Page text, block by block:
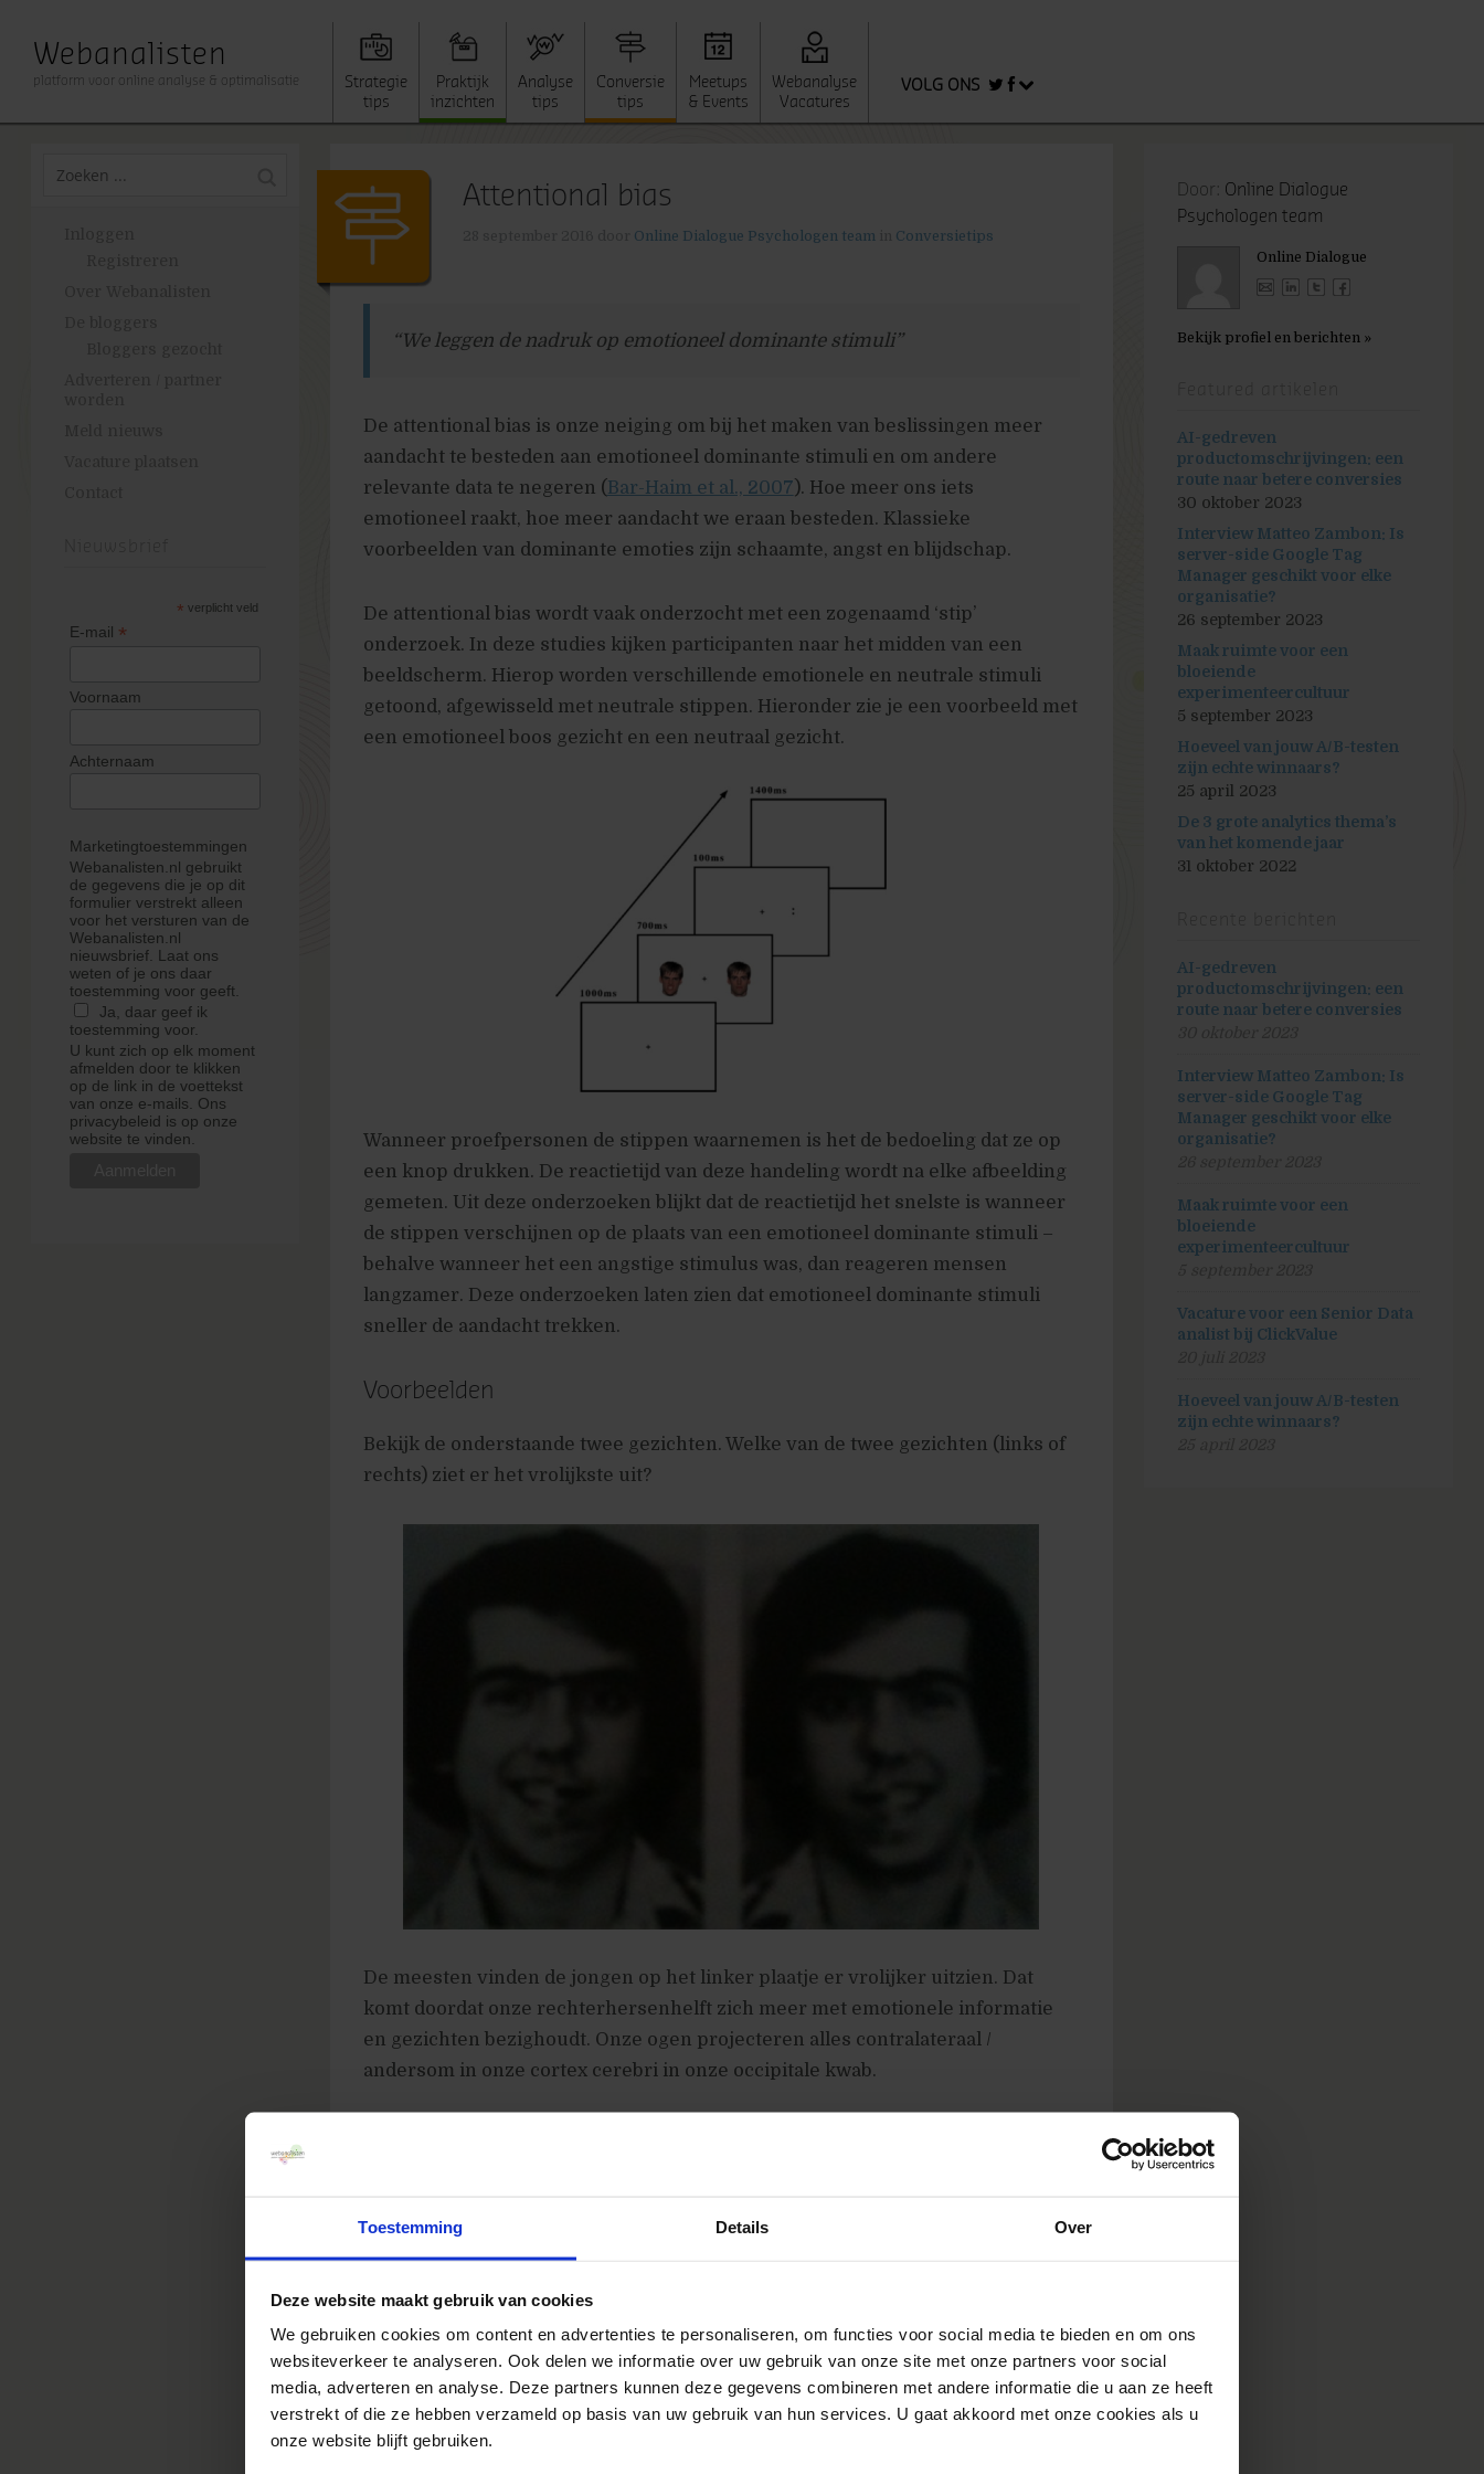
Toestemming Details Over
Deze website maakt gebruik van cookies
We gebruiken cookies om content en advertenties te personaliseren, om functies voor social media te bieden en om ons
websiteverkeer te analyseren. Ook delen we informatie over uw gebruik van onze site met onze partners voor social
media, adverteren en analyse. Deze partners kunnen deze gegevens combineren met andere informatie die u aan ze heeft
verstrekt of die ze hebben verzameld op basis van uw gebruik van hun services. U gaat akkoord met onze cookies als u
onze website blijft gebruiken.
Webanalisten
platform voor online analyse & optimalisatie
Strategie
tips
Praktijk
inzichten
Analyse
tips
Conversie
tips
Meetups
& Events
Webanalyse
Vacatures
VOLG ONS
* verplicht veld
E-mail *
Voornaam
Achternaam
Marketingtoestemmingen
Webanalisten.nl gebruikt
de gegevens die je op dit
formulier verstrekt alleen
voor het versturen van de
Webanalisten.nl
nieuwsbrief. Laat ons
weten of je ons daar
toestemming voor geeft.
Ja, daar geef ik
toestemming voor.
U kunt zich op elk moment
afmelden door te klikken
op de link in de voettekst
van onze e-mails. Ons
privacybeleid is op onze
website te vinden.
Attentional bias
Online Dialogue Psychologen teamin Conversietips
“We leggen de nadruk op emotioneel dominante stimuli”
De attentional bias is onze neiging om bij het maken van beslissingen meer
aandacht te besteden aan emotioneel dominante stimuli en om andere
relevante data te negeren (Bar-Haim et al., 2007). Hoe meer ons iets
emotioneel raakt, hoe meer aandacht we eraan besteden. Klassieke
voorbeelden van dominante emoties zijn schaamte, angst en blijdschap.
De attentional bias wordt vaak onderzocht met een zogenaamd ‘stip’
onderzoek. In deze studies kijken participanten naar het midden van een
beeldscherm. Hierop worden verschillende emotionele en neutrale stimuli
getoond, afgewisseld met neutrale stippen. Hieronder zie je een voorbeeld met
een emotioneel boos gezicht en een neutraal gezicht.
Wanneer proefpersonen de stippen waarnemen is het de bedoeling dat ze op
een knop drukken. De reactietijd van deze handeling wordt na elke afbeelding
gemeten. Uit deze onderzoeken blijkt dat de reactietijd het snelste is wanneer
de stippen verschijnen op de plaats van een emotioneel dominante stimuli –
behalve wanneer het een angstige stimulus was, dan reageren mensen
langzamer. Deze onderzoeken laten zien dat emotioneel dominante stimuli
sneller de aandacht trekken.
Voorbeelden
Bekijk de onderstaande twee gezichten. Welke van de twee gezichten (links of
rechts) ziet er het vrolijkste uit?
De meesten vinden de jongen op het linker plaatje er vrolijker uitzien. Dat
komt doordat onze rechterhersenhelft zich meer met emotionele informatie
en gezichten bezighoudt. Onze ogen projecteren alles contralateraal /
andersom in onze cortex cerebri in onze occipitale kwab.
Door: Online Dialogue
Psychologen team
Online Dialogue
Bekijk profiel en berichten »
AI-gedreven
productomschrijvingen: een
route naar betere conversies
30 oktober 2023
Interview Matteo Zambon: Is
server-side Google Tag
Manager geschikt voor elke
organisatie?
26 september 2023
Maak ruimte voor een
bloeiende
experimenteercultuur
5 september 2023
Hoeveel van jouw A/B-testen
zijn echte winnaars?
25 april 2023
De 3 grote analytics thema’s
van het komende jaar
31 oktober 2022
AI-gedreven
productomschrijvingen: een
route naar betere conversies
Interview Matteo Zambon: Is
server-side Google Tag
Manager geschikt voor elke
organisatie?
Maak ruimte voor een
bloeiende
experimenteercultuur
Vacature voor een Senior Data
analist bij ClickValue
Hoeveel van jouw A/B-testen
zijn echte winnaars?